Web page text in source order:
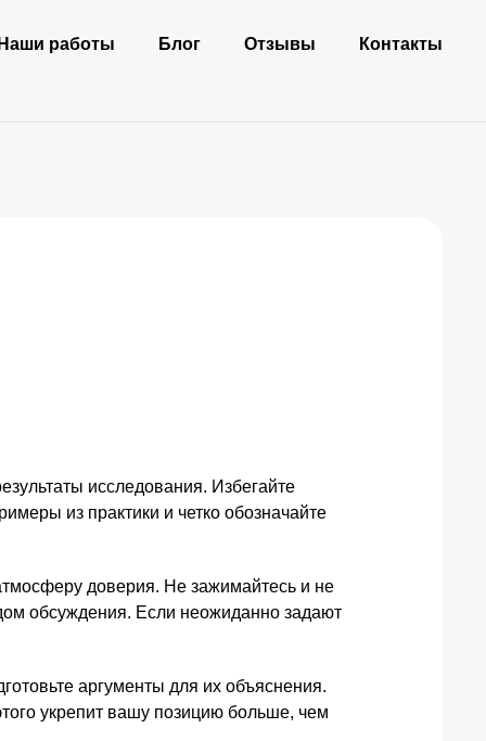
работы Блог Отзывы Контакты
исследования. Избегайте
из практики и четко обозначайте
доверия. Не зажимайтесь и не
обсуждения. Если неожиданно задают
аргументы для их объяснения.
укрепит вашу позицию больше, чем